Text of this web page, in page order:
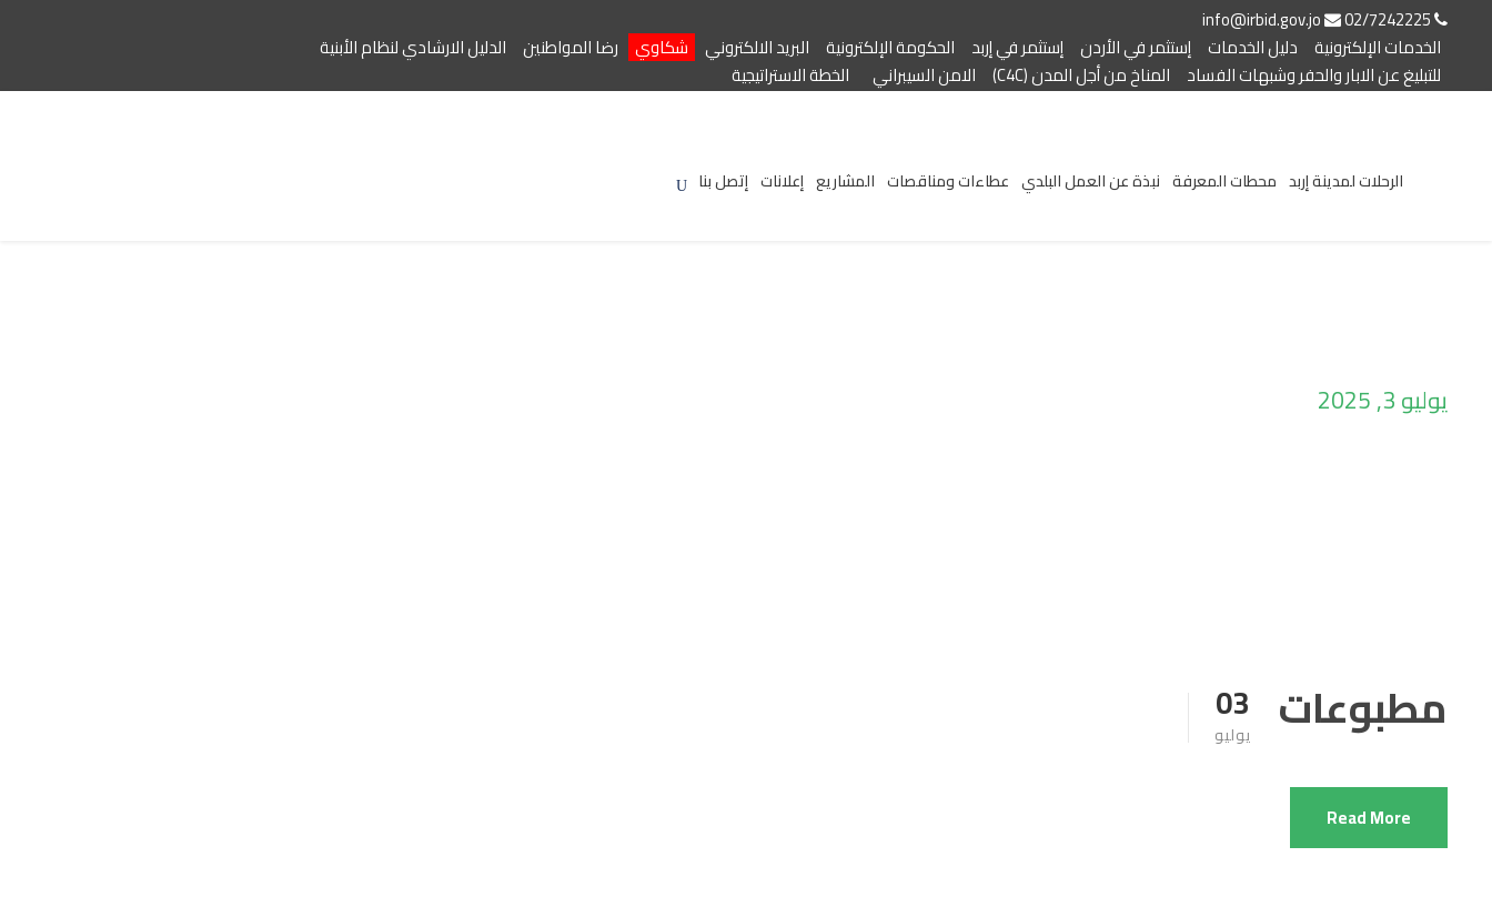
الخدمات الإلكترونية دليل الخدمات إستثمر في الأردن إستثمر في إربد الحكومة الإلكترونية البريد الالكتروني شكاوي رضا المواطنين الدليل الارشادي لنظام الأبنية
للتبليغ عن الابار والحفر وشبهات الفساد المناخ من أجل المدن (C4C) الامن السيبراني الخطة الاستراتيجية
الرحلات لمدينة إربد محطات المعرفة نبذة عن العمل البلدي عطاءات ومناقصات المشاريع إعلانات إتصل بنا
يوليو 3, 2025
مطبوعات
Read More
03
يوليو